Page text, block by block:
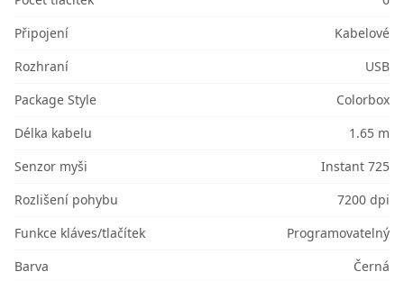
Připojení
Kabelové
Rozhraní
USB
Package Style
Colorbox
Délka kabelu
1.65 m
Senzor myši
Instant 725
Rozlišení pohybu
7200 dpi
Funkce kláves/tlačítek
Programovatelný
Barva
Černá